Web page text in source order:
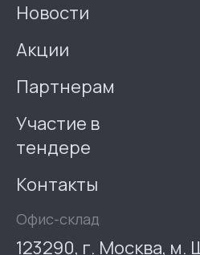
Новости
Акции
Партнерам
Участие в
тендере
Контакты
Офис-склад
123290, г. Москва, м.